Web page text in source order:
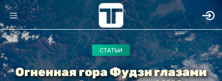
СТАТЬИ
Огненная гора Фудзи глазами